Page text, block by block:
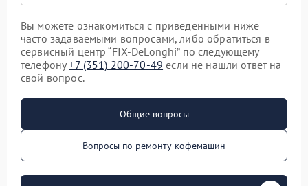
Вы можете ознакомиться с приведенными ниже
часто задаваемыми вопросами, либо обратиться в
сервисный центр “FIX-DeLonghi” по следующему
телефону+7 (351) 200-70-49 если не нашли ответ на
свой вопрос.
Общие вопросы
Вопросы по ремонту кофемашин